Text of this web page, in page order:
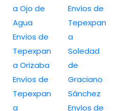
a Ojo de
Agua
Envíos de
Tepexpan
a Orizaba
Envíos de
Tepexpan
a
Envíos de
Tepexpan
a
Soledad
de
Graciano
Sánchez
Envíos de